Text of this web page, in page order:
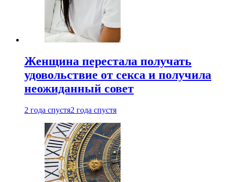
Женщина перестала получать
удовольствие от секса и получила
неожиданный совет
2 года спустя2 года спустя